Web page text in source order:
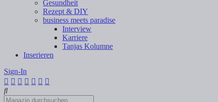
Gesundheit
Rezept & DIY
business meets paradise
Interview
Karriere
Tanjas Kolumne
Inserieren
Sign-In